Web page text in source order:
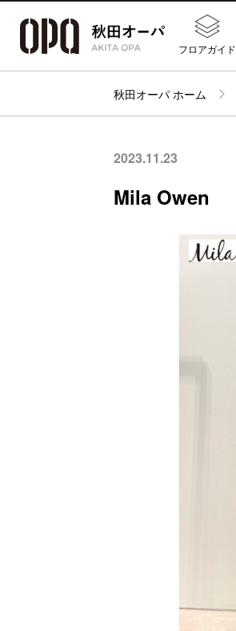
フロアガイド
秋田オーパ ホーム
2023.11.23
Mila Owen